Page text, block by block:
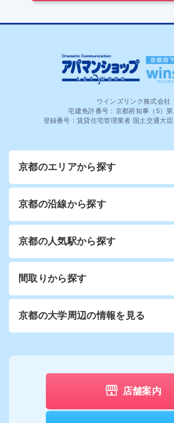
ウインズリンク株式会社
宅建免許番号：京都府知事（5）
登録番号：賃貸住宅管理業者 国土交通大
京都のエリアから探す
京都の沿線から探す
京都の人気駅から探す
間取りから探す
京都の大学周辺の情報を見る
店舗案内